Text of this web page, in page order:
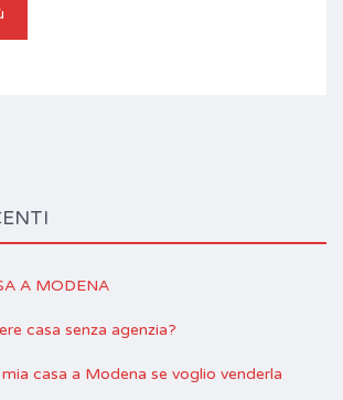
A MODENA
casa senza agenzia?
casa a Modena se voglio venderla